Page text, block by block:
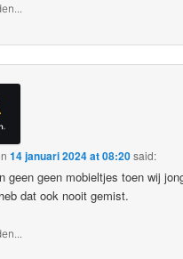
14 januari 2024 at 08:20said:
geen geen mobieltjes toen wij
dat ook nooit gemist.